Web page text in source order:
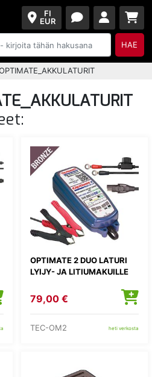
FI
EUR
HAE
OPTIMATE 2 DUO LATURI
LYIJY- JA LITIUMAKUILLE
79,00 €
TEC-OM2 heti verkosta